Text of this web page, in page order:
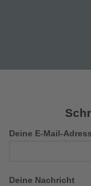
Deine E-Mail-
Deine Nachricht